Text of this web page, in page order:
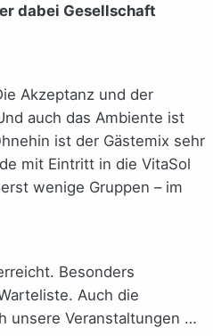
dabei Gesellschaft
Akzeptanz und der
auch das Ambiente ist
ist der Gästemix sehr
mit Eintritt in die VitaSol
wenige Gruppen – im
Besonders
Auch die
unsere Veranstaltungen …